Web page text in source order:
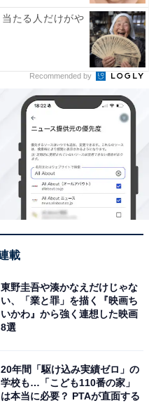
たる人だけがや
Recommended by
載
東野圭吾や湊かなえだけじゃな
い、「業と罪」を描く『映画ち
いかわ』から強く連想した映画
8選
20年間「駆け込み実績ゼロ」の
学校も…「こども110番の家」
は本当に必要？ PTAが直面する